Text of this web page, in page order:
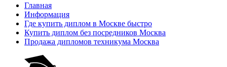
Главная
Информация
Где купить диплом в Москве быстро
Купить диплом без посредников Москва
Продажа дипломов техникума Москва